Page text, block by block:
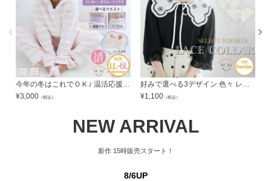
¥3,000 （税込）
¥1,100 （税込）
NEW ARRIVAL
新作 15時販売スタート！
8/6UP